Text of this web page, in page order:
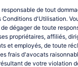
de tout
d'Utilisation.
dégager de toute
propriétaires, affiliés,
et employés, de toute
frais d'avocats
de votre violation